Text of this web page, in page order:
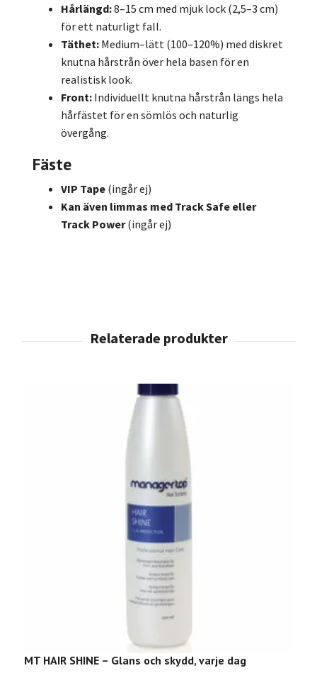
Hårlängd:8–15 cm med mjuk lock (2,5–3 cm)
för ett naturligt fall.
Täthet: Medium–lätt (100–120%) med diskret
knutna hårstrån över hela basen för en
realistisk look.
Front: Individuellt knutna hårstrån längs hela
hårfästet för en sömlös och naturlig
övergång.
Fäste
VIP Tape (ingår ej)
Kan även limmas med Track Safe eller
Track Power(ingår ej)
MT HAIR SHINE – Glans och skydd, varje dag